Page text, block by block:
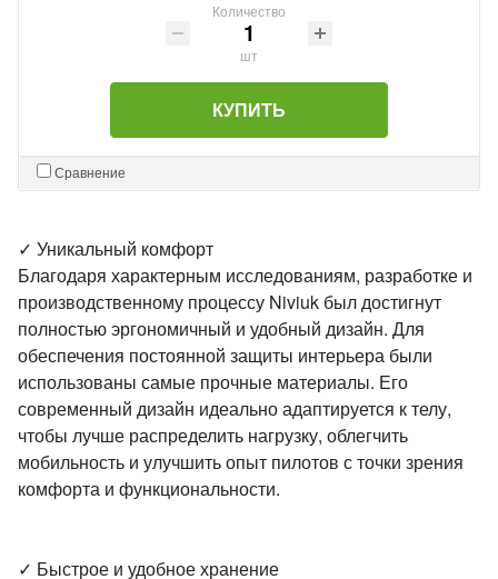
Количество
шт
КУПИТЬ
Сравнение
✓ Уникальный комфорт
Благодаря характерным исследованиям, разработке и
производственному процессу Niviuk был достигнут
полностью эргономичный и удобный дизайн. Для
обеспечения постоянной защиты интерьера были
использованы самые прочные материалы. Его
современный дизайн идеально адаптируется к телу,
чтобы лучше распределить нагрузку, облегчить
мобильность и улучшить опыт пилотов с точки зрения
комфорта и функциональности.
✓ Быстрое и удобное хранение